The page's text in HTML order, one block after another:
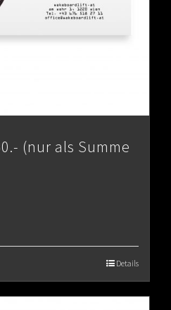
(nur als Summe
Details